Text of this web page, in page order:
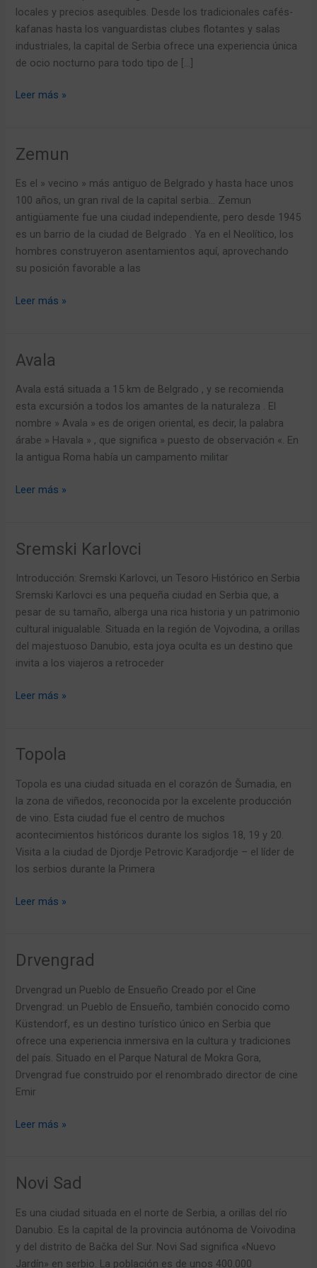
locales y precios asequibles. Desde los tradicionales cafés-
kafanas hasta los vanguardistas clubes flotantes y salas
industriales, la capital de Serbia ofrece una experiencia única
de ocio nocturno para todo tipo de […]
Leer más »
Zemun
Es el » vecino » más antiguo de Belgrado y hasta hace unos
100 años, un gran rival de la capital serbia… Zemun
antigüamente fue una ciudad independiente, pero desde 1945
es un barrio de la ciudad de Belgrado . Ya en el Neolítico, los
hombres construyeron asentamientos aquí, aprovechando
su posición favorable a las
Zemun
Leer más »
Avala
Avala está situada a 15 km de Belgrado , y se recomienda
esta excursión a todos los amantes de la naturaleza . El
nombre » Avala » es de origen oriental, es decir, la palabra
árabe » Havala » , que significa » puesto de observación «. En
la antigua Roma había un campamento militar
Avala
Leer más »
Sremski Karlovci
Introducción: Sremski Karlovci, un Tesoro Histórico en Serbia
Sremski Karlovci es una pequeña ciudad en Serbia que, a
pesar de su tamaño, alberga una rica historia y un patrimonio
cultural inigualable. Situada en la región de Vojvodina, a orillas
del majestuoso Danubio, esta joya oculta es un destino que
invita a los viajeros a retroceder
Sremski
Leer más »
Topola
Topola es una ciudad situada en el corazón de Šumadia, en
la zona de viñedos, reconocida por la excelente producción
de vino. Esta ciudad fue el centro de muchos
acontecimientos históricos durante los siglos 18, 19 y 20.
Visita a la ciudad de Djordje Petrovic Karadjordje – el líder de
los serbios durante la Primera
Topola
Leer más »
Drvengrad
Drvengrad un Pueblo de Ensueño Creado por el Cine
Drvengrad: un Pueblo de Ensueño, también conocido como
Küstendorf, es un destino turístico único en Serbia que
ofrece una experiencia inmersiva en la cultura y tradiciones
del país. Situado en el Parque Natural de Mokra Gora,
Drvengrad fue construido por el renombrado director de cine
Emir
Drvengrad
Leer más »
Novi Sad
Es una ciudad situada en el norte de Serbia, a orillas del río
Danubio. Es la capital de la provincia autónoma de Voivodina
y del distrito de Bačka del Sur. Novi Sad significa «Nuevo
Jardín» en serbio. La población es de unos 400.000
Novi